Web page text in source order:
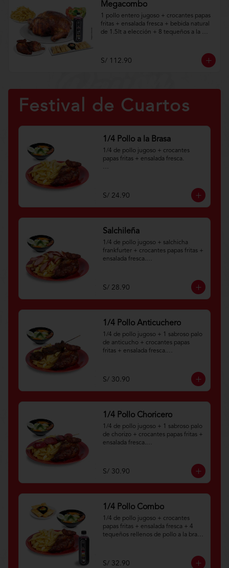
Megacombo
1 pollo entero jugoso + crocantes papas
fritas + ensalada fresca + bebida natural
de 1.5lt a elección + 8 tequeños a la
S/ 112.90
Festival de Cuartos
1/4 Pollo a la Brasa
1/4 de pollo jugoso + crocantes
papas fritas + ensalada fresca.
n.com/TYCGenerales
S/ 24.90
Salchileña
1/4 de pollo jugoso + salchicha
frankfurter + crocantes papas fritas +
ensalada fresca.
condiciones.https://www.lenaycarbo
n.com/TYCGenerales
S/ 28.90
1/4 Pollo Anticuchero
1/4 de pollo jugoso + 1 sabroso palo
de anticucho + crocantes papas
fritas + ensalada fresca.
condiciones.https://www.lenaycarbo
n.com/TYCGenerales
S/ 30.90
1/4 Pollo Choricero
1/4 de pollo jugoso + 1 sabroso palo
de chorizo + crocantes papas fritas +
ensalada fresca.
condiciones.https://www.lenaycarbo
n.com/TYCGenerales
S/ 30.90
1/4 Pollo Combo
1/4 de pollo jugoso + crocantes
papas fritas + ensalada fresca + 4
tequeños rellenos de pollo a la brasa
S/ 32.90